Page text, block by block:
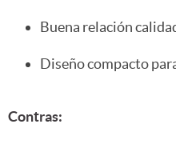
Buena relación
Diseño compacto
Contras: